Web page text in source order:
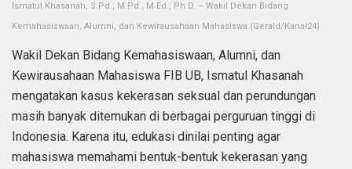
Ismatul Khasanah, S.Pd., M.Pd., M.Ed., Ph.D. – Wakil Dekan Bidang
Kemahasiswaan, Alumni, dan Kewirausahaan Mahasiswa (Gerald/Kanal24)
Wakil Dekan Bidang Kemahasiswaan, Alumni, dan
Kewirausahaan Mahasiswa FIB UB, Ismatul Khasanah
mengatakan kasus kekerasan seksual dan perundungan
masih banyak ditemukan di berbagai perguruan tinggi di
Indonesia. Karena itu, edukasi dinilai penting agar
mahasiswa memahami bentuk-bentuk kekerasan yang